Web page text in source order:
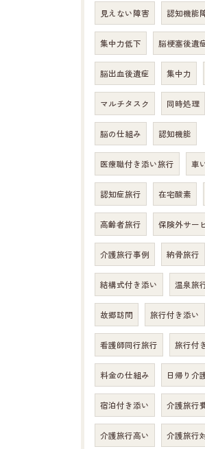
見えない障害 認知機能
集中力低下 脳梗塞後遺
脳出血後遺症 集中力
マルチタスク 同時処理
脳の仕組み 認知機能
医療職付き添い旅行 車
認知症旅行 在宅酸素
高齢者旅行 保険外サー
介護旅行事例 納骨旅行
結構式付き添い 温泉旅
故郷訪問 旅行付き添い
看護師同行旅行 旅行付
料金の仕組み 日帰り介
宿泊付き添い 介護旅行
介護旅行高い 介護旅行
お問い合わせはこちら